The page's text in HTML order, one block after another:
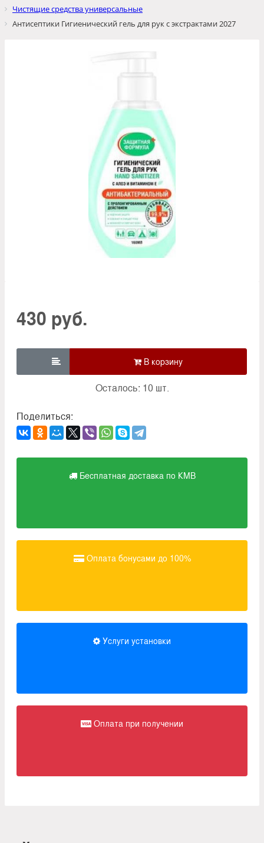
Чистящие средства универсальные
Антисептики Гигиенический гель для рук с экстрактами 2027
430 руб.

Осталось: 10 шт.
Поделиться:
Бесплатная доставка по КМВ
Оплата бонусами до 100%
Услуги установки
Оплата при получении